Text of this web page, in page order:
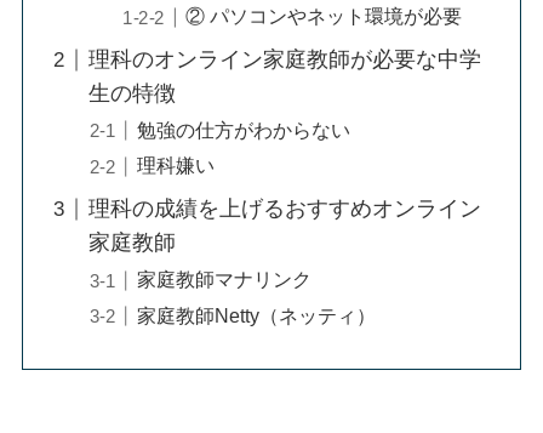
② パソコンやネット環境が必要
理科のオンライン家庭教師が必要な中学
生の特徴
勉強の仕方がわからない
理科嫌い
理科の成績を上げるおすすめオンライン
家庭教師
家庭教師マナリンク
家庭教師Netty（ネッティ）